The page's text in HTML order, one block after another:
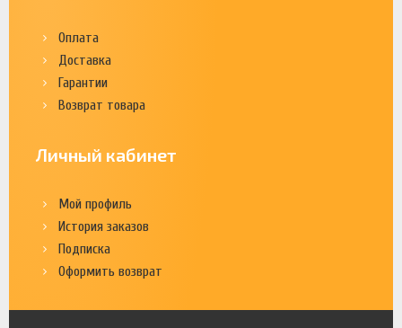
Оплата
Доставка
Гарантии
Возврат товара
Личный кабинет
Мой профиль
История заказов
Подписка
Оформить возврат